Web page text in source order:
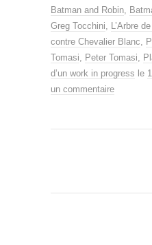
Batman and Robin
Greg Tocchini
L’Arbre
contre Chevalier Blanc
Tomasi
Peter Tomasi
d’un work in progress le
un commentaire